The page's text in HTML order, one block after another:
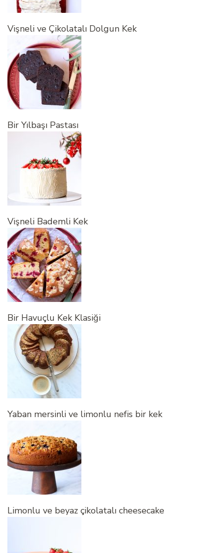
Vişneli ve Çikolatalı Dolgun Kek
Bir Yılbaşı Pastası
Vişneli Bademli Kek
Bir Havuçlu Kek Klasiği
Yaban mersinli ve limonlu nefis bir kek
Limonlu ve beyaz çikolatalı cheesecake